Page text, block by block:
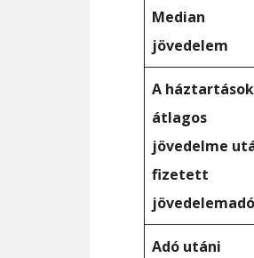
Median
jövedelem
A háztartások
átlagos
jövedelme
fizetett
jövedelemadó
Adó utáni